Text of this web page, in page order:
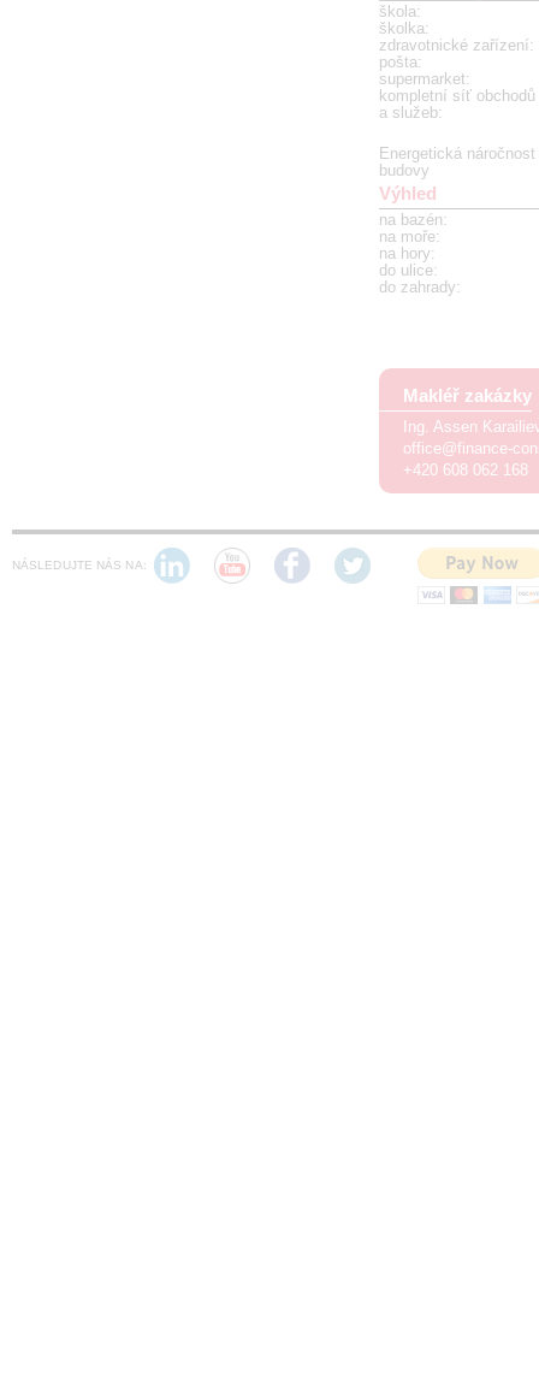
škola:
školka:
zdravotnické zařízení:
pošta:
supermarket:
kompletní síť obchodů
a služeb:
Energetická náročnost
budovy
Výhled
na bazén:
na moře:
na hory:
do ulice:
do zahrady:
Makléř zakázky
Ing. Assen
office@finance-
+420 608 062 168
NÁSLEDUJTE NÁS NA: